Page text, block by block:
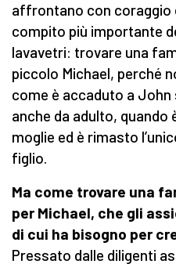
affrontano con coraggio
compito più importante
lavavetri: trovare una
piccolo Michael, perché
come è accaduto a
anche da adulto,
moglie ed è rimasto
figlio.
Ma come trovare una
per Michael, che gli
di cui ha bisogno per
Pressato dalle diligenti